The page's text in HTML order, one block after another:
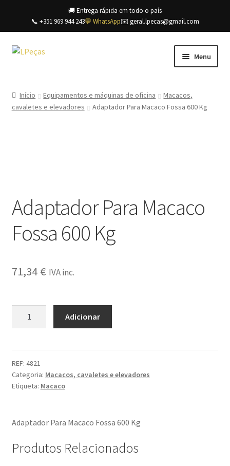
🚚 Entrega rápida em todo o país
📞 +351 969 944 243💬 WhatsApp✉️ geral.lpecas@gmail.com
Ir
Saltar
Menu
A minha conta
Finalizar compras
Livre Resolução
Livre Resolucao Confirmacao
Quem somos
Início Equipamentos e máquinas de oficina
Macacos,
cavaletes e elevadores
Adaptador Para Macaco Fossa 600 Kg
Adaptador Para Macaco
Fossa 600 Kg
71,34 € IVA inc.
Macaco
Fossa
600
Adicionar
REF: 4821
Categoria: Macacos, cavaletes e elevadores
Etiqueta: Macaco
Adaptador Para Macaco Fossa 600 Kg
Produtos Relacionados